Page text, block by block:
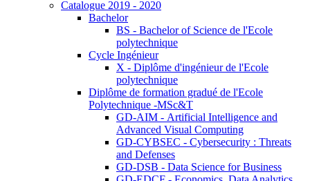
Catalogue 2019 - 2020
Bachelor
BS - Bachelor of Science de l'Ecole
polytechnique
Cycle Ingénieur
X - Diplôme d'ingénieur de l'Ecole
polytechnique
Diplôme de formation gradué de l'Ecole
Polytechnique -MSc&T
GD-AIM - Artificial Intelligence and
Advanced Visual Computing
GD-CYBSEC - Cybersecurity : Threats
and Defenses
GD-DSB - Data Science for Business